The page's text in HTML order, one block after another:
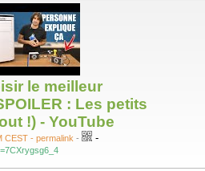
le meilleur
: Les petits
!) - YouTube
CEST - permalink - -